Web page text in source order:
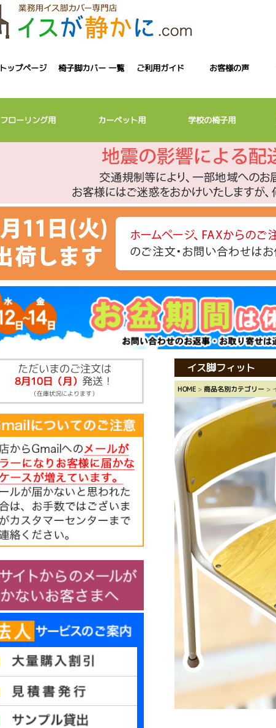
トップページ 椅子脚カバー 一覧 ご利用ガイド お客様の声
フローリング用 カーペット用 学校の椅子用
ただいまのご注文は
8月10日（月） 発送！
（在庫状況によります）
イス脚フィット
HOME>商品名別カテゴリー >